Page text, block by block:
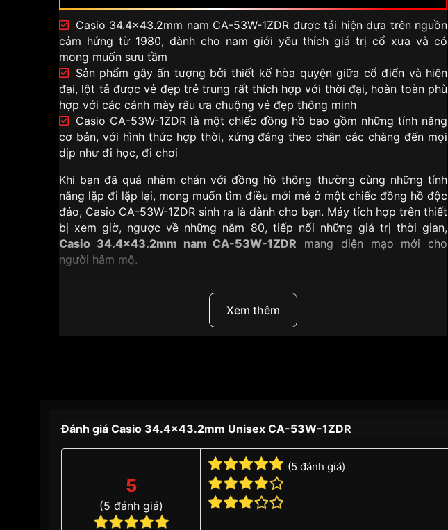
Casio 34.4x43.2mm nam CA-53W-1ZDR được tái hiện dựa trên nguồn
cảm hứng từ 1980, dành cho nam giới yêu thích giá trị cổ xưa và có
mong muốn sưu tầm
Sản phẩm gây ấn tượng bởi thiết kế hòa quyện giữa cổ điển và hiện
đại, lột tả được vẻ đẹp trẻ trung rất thích hợp với thời đại, hoàn toàn phù
hợp với các cánh mày râu ưa chuộng vẻ đẹp thông minh
Casio CA-53W-1ZDR là một chiếc đồng hồ bao gồm những tính năng
cơ bản, với hình thức hợp thời, xứng đáng theo chân các chàng đến mọi
dịp như đi học, đi chơi
Khi bạn đã quá nhàm chán với đồng hồ thông thường cùng những tính
năng lặp đi lặp lại, mong muốn tìm điều mới mẻ ở một chiếc đồng hồ độc
đáo, Casio CA-53W-1ZDR sinh ra là dành cho bạn. Máy tích hợp trên thiết
bị xem giờ, ngược về những năm 80, tiếp nối những giá trị thời gian,
Casio 34.4x43.2mm nam CA-53W-1ZDR mang diện mạo mới cho
người hâm mộ.
Xem thêm
Đánh giá Casio 34.4x43.2mm Unisex CA-53W-1ZDR
5
(5 đánh giá)
(5 đánh giá)